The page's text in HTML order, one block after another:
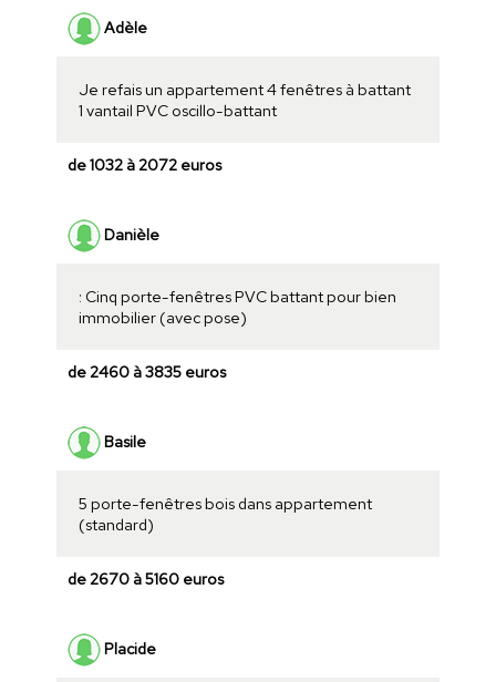
Adèle
Je refais un appartement 4 fenêtres à battant
1 vantail PVC oscillo-battant
de 1032 à 2072 euros
Danièle
: Cinq porte-fenêtres PVC battant pour bien
immobilier (avec pose)
de 2460 à 3835 euros
Basile
5 porte-fenêtres bois dans appartement
(standard)
de 2670 à 5160 euros
Placide